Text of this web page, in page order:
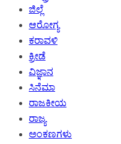
ಜಿಲ್ಲೆ
ಆರೋಗ್ಯ
ಕರಾವಳಿ
ಕ್ರೀಡೆ
ವಿಜ್ಞಾನ
ಸಿನೆಮಾ
ರಾಜಕೀಯ
ರಾಜ್ಯ
ಅಂಕಣಗಳು